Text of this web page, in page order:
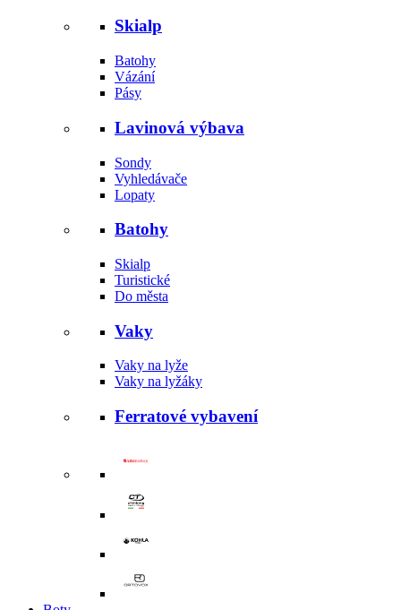
Skialp
Batohy
Vázání
Pásy
Lavinová výbava
Sondy
Vyhledávače
Lopaty
Batohy
Skialp
Turistické
Do města
Vaky
Vaky na lyže
Vaky na lyžáky
Ferratové vybavení